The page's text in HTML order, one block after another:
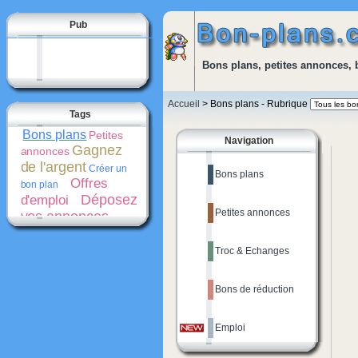
Pub
Tags
Bons plans Petites
annonces Gagnez
de l'argent Créer un
bon plan
Offres
d'emploi
Déposez
vos annonces
gratuitement
Bons
Bons plans, petites
Accueil > Bons plans - Rubrique
Navigation
Bons plans
Petites annonces
Troc & Echanges
Bons de réduction
Emploi